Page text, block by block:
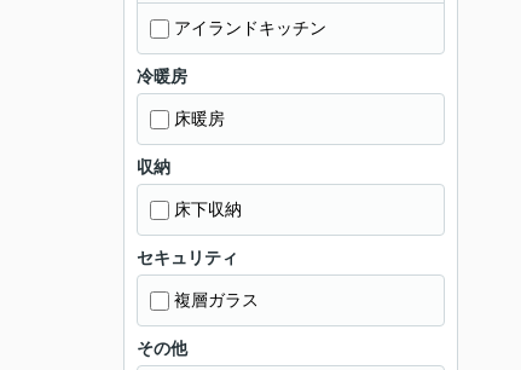
アイランドキッチン
冷暖房
床暖房
収納
床下収納
セキュリティ
複層ガラス
その他